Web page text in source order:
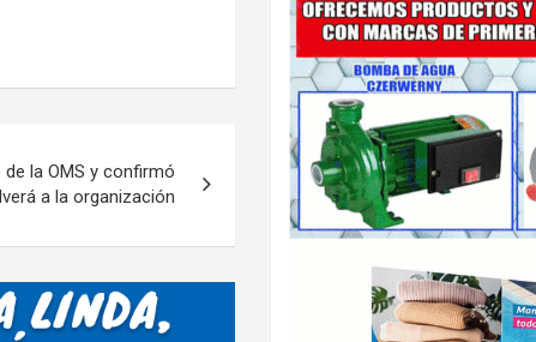
la OMS y confirmó
a la organización